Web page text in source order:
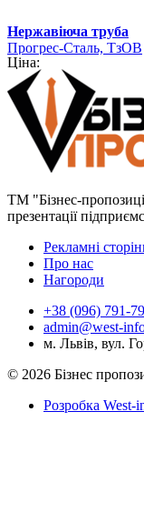
Нержавіюча труба
Прогрес-Сталь, ТзОВ
Ціна:
ТМ "Бізнес-
презентації
Рекламні
Про нас
Нагороди
+38 (096) 791-
admin@west-
м. Львів, вул.
© 2026 Бізнес
Розробка West-